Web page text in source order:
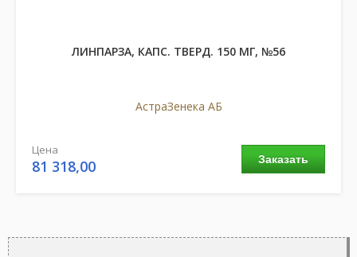
ЛИНПАРЗА, КАПС. ТВЕРД. 150 МГ, №56
АстраЗенека АБ
Заказать
Цена
81 318,00